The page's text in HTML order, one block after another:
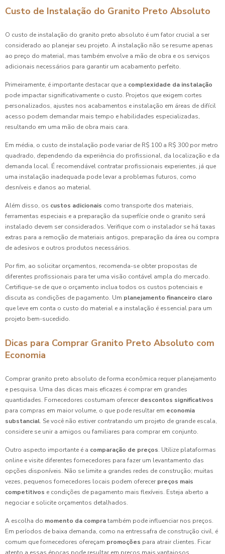
Custo de Instalação do Granito Preto Absoluto
O custo de instalação do granito preto absoluto é um fator crucial a ser
considerado ao planejar seu projeto. A instalação não se resume apenas
ao preço do material, mas também envolve a mão de obra e os serviços
adicionais necessários para garantir um acabamento perfeito.
Primeiramente, é importante destacar que a complexidade da instalação
pode impactar significativamente o custo. Projetos que exigem cortes
personalizados, ajustes nos acabamentos e instalação em áreas de difícil
acesso podem demandar mais tempo e habilidades especializadas,
resultando em uma mão de obra mais cara.
Em média, o custo de instalação pode variar de R$ 100 a R$ 300 por metro
quadrado, dependendo da experiência do profissional, da localização e da
demanda local. É recomendável contratar profissionais experientes, já que
uma instalação inadequada pode levar a problemas futuros, como
desníveis e danos ao material.
Além disso, os custos adicionais como transporte dos materiais,
ferramentas especiais e a preparação da superfície onde o granito será
instalado devem ser considerados. Verifique com o instalador se há taxas
extras para a remoção de materiais antigos, preparação da área ou compra
de adesivos e outros produtos necessários.
Por fim, ao solicitar orçamentos, recomenda-se obter propostas de
diferentes profissionais para ter uma visão contável ampla do mercado.
Certifique-se de que o orçamento inclua todos os custos potenciais e
discuta as condições de pagamento. Um planejamento financeiro claro
que leve em conta o custo do material e a instalação é essencial para um
projeto bem-sucedido.
Dicas para Comprar Granito Preto Absoluto com
Economia
Comprar granito preto absoluto de forma econômica requer planejamento
e pesquisa. Uma das dicas mais eficazes é comprar em grandes
quantidades. Fornecedores costumam oferecer descontos significativos
para compras em maior volume, o que pode resultar em economia
substancial. Se você não estiver contratando um projeto de grande escala,
considere se unir a amigos ou familiares para comprar em conjunto.
Outro aspecto importante é a comparação de preços. Utilize plataformas
online e visite diferentes fornecedores para fazer um levantamento das
opções disponíveis. Não se limite a grandes redes de construção; muitas
vezes, pequenos fornecedores locais podem oferecer preços mais
competitivos e condições de pagamento mais flexíveis. Esteja aberto a
negociar e solicite orçamentos detalhados.
A escolha do momento da compratambém pode influenciar nos preços.
Em períodos de baixa demanda, como na entressafra de construção civil, é
comum que fornecedores ofereçam promoções para atrair clientes. Ficar